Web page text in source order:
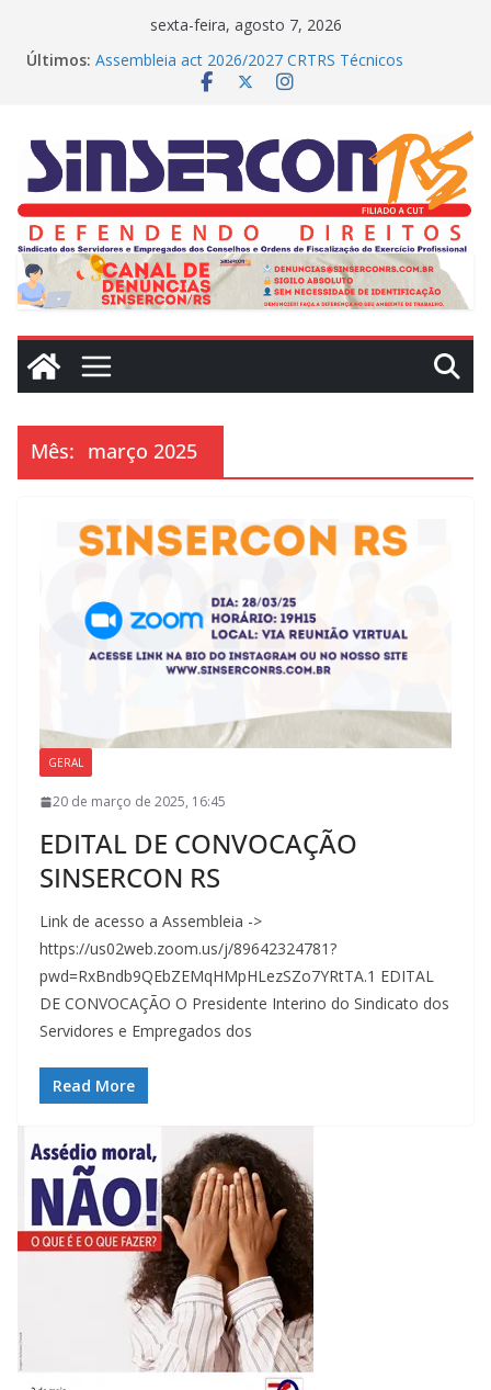
para
sexta-feira, agosto 7, 2026
Últimos: Assembleia act 2026/2027 CRTRS Técnicos
HOJE(22)
Dissídio 2025
PROTESTO JUDICIAL
Mês: março 2025
GERAL
20 de março de 2025, 16:45
EDITAL DE CONVOCAÇÃO
SINSERCON RS
Link de acesso a Assembleia ->
https://us02web.zoom.us/j/89642324781?
pwd=RxBndb9QEbZEMqHMpHLezSZo7YRtTA.1 EDITAL
DE CONVOCAÇÃO O Presidente Interino do Sindicato dos
Servidores e Empregados dos
Read More